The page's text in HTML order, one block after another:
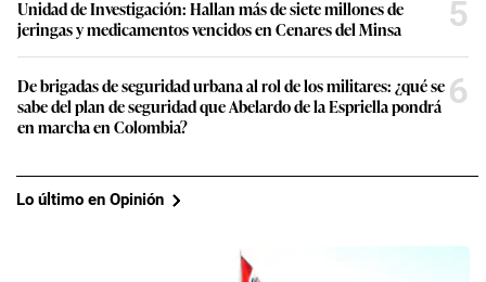
Unidad de Investigación: Hallan más de siete millones de
jeringas y medicamentos vencidos en Cenares del Minsa
5
De brigadas de seguridad urbana al rol de los militares: ¿qué se
sabe del plan de seguridad que Abelardo de la Espriella pondrá
en marcha en Colombia?
6
Lo último en Opinión